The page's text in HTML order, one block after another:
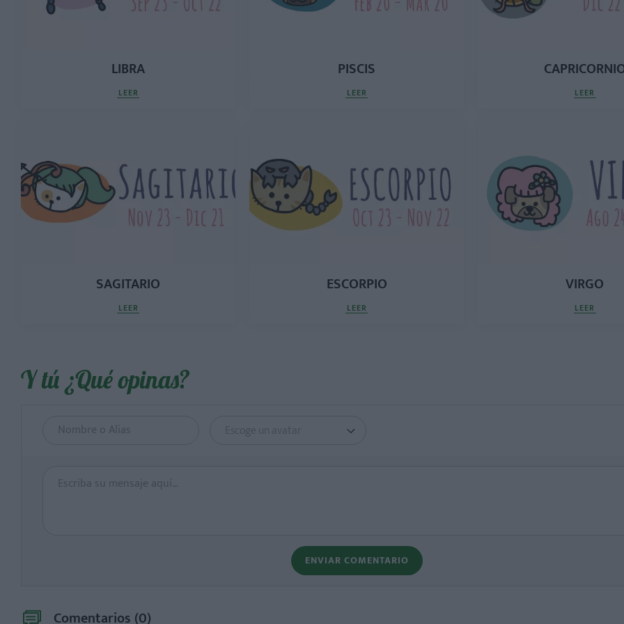
LIBRA
LEER
PISCIS
LEER LEER
SAGITARIO
LEER
ESCORPIO
LEER
VIRGO
LEER
Y tú ¿Qué opinas?
Escoge un avatar
ENVIAR COMENTARIO
Comentarios (0)